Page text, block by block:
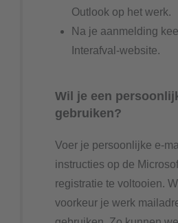
Outlook op het werk.
Na je aanmelding
Interafval-website.
Wil je een
gebruiken?
Voer je persoonlijke e-
instructies op de
registratie te voltooien.
voorkeur je werk